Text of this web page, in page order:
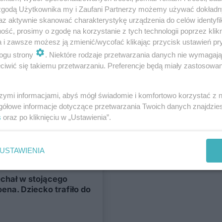
na al.
Dla mieszkańca
lecia KUL.
do szpitala
w stojącego
Dziecko trafiło do
Użytkownika my i Zaufani Partnerzy możemy używać
aktywnie skanować charakterystykę urządzenia do celów
prosimy o zgodę na korzystanie z tych technologii poprzez
i zawsze możesz ją zmienić/wycofać klikając przycisk ustawień
strony
. Niektóre rodzaje przetwarzania danych nie
się takiemu przetwarzaniu. Preferencje będą miały
informacjami, abyś mógł świadomie i komfortowo korzystać z
informacje dotyczące przetwarzania Twoich danych
oraz po kliknięciu w „Ustawienia”.
USTAWIENIA